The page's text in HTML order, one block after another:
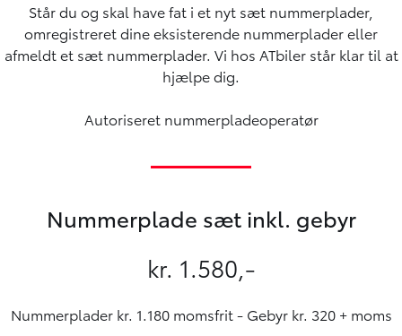
Står du og skal have fat i et nyt sæt nummerplader,
omregistreret dine eksisterende nummerplader eller
afmeldt et sæt nummerplader. Vi hos ATbiler står klar til at
hjælpe dig.
Autoriseret nummerpladeoperatør
Nummerplade sæt inkl. gebyr
kr. 1.580,-
Nummerplader kr. 1.180 momsfrit - Gebyr kr. 320 + moms